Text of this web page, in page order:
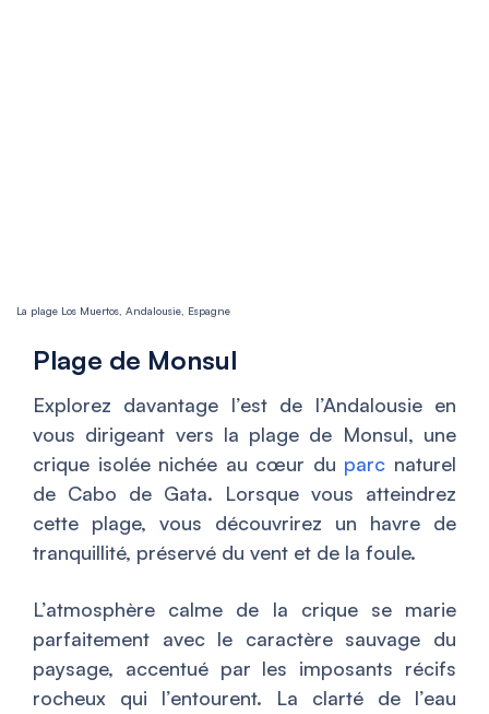
La plage Los Muertos, Andalousie, Espagne
Plage de Monsul
Explorez davantage l’est de l’Andalousie en
vous dirigeant vers la plage de Monsul, une
crique isolée nichée au cœur du parc naturel
de Cabo de Gata. Lorsque vous atteindrez
cette plage, vous découvrirez un havre de
tranquillité, préservé du vent et de la foule.
L’atmosphère calme de la crique se marie
parfaitement avec le caractère sauvage du
paysage, accentué par les imposants récifs
rocheux qui l’entourent. La clarté de l’eau